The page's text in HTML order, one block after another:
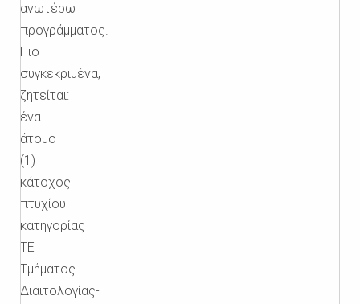
ανωτέρω
προγράμματος.
Πιο
συγκεκριμένα,
ζητείται:
ένα
άτομο
(1)
κάτοχος
πτυχίου
κατηγορίας
TΕ
Τμήματος
Διαιτολογίας-